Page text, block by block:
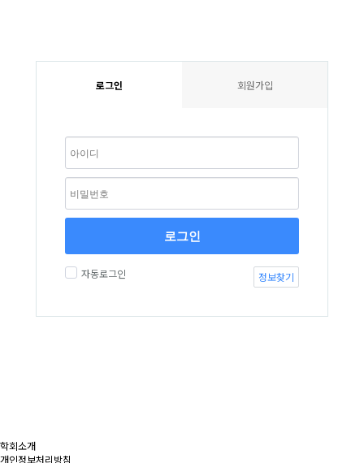
로그인 회원가입
로그인
자동로그인 정보찾기
학회소개
개인정보처리방침